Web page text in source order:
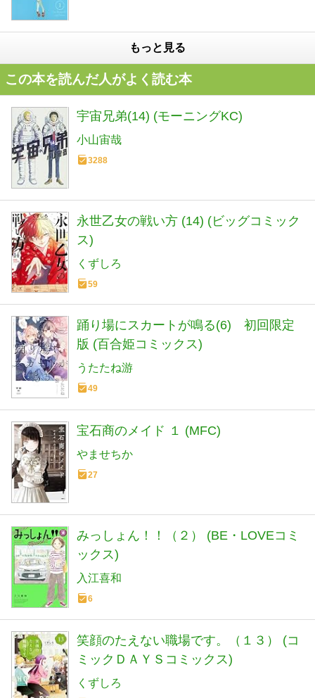
もっと見る
この本を読んだ人がよく読む本
宇宙兄弟(14) (モーニングKC)
小山宙哉
3288
永世乙女の戦い方 (14) (ビッグコミック
ス)
くずしろ
59
踊り場にスカートが鳴る(6) 初回限定
版 (百合姫コミックス)
うたたね游
49
宝石商のメイド １ (MFC)
やませちか
27
みっしょん！！（２） (BE・LOVEコミ
ックス)
入江喜和
6
笑顔のたえない職場です。（１３） (コ
ミックＤＡＹＳコミックス)
くずしろ